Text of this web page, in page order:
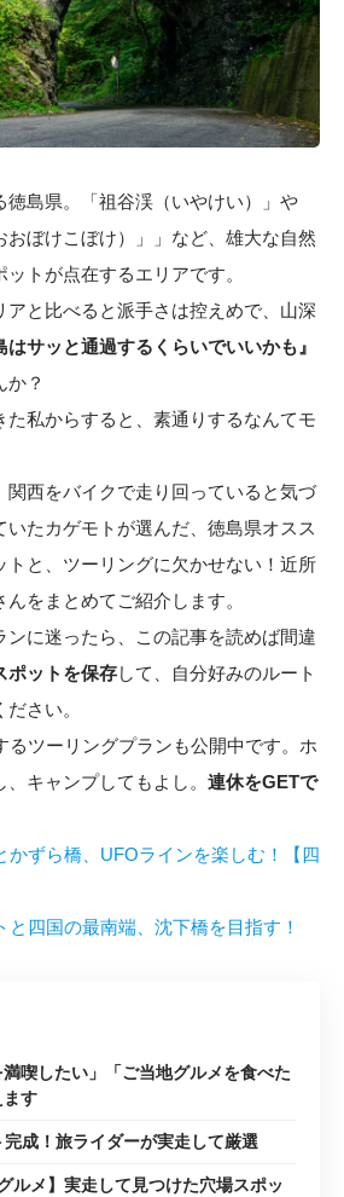
徳島県。「祖谷渓（いやけい）」や
おぼけこぼけ）」」など、雄大な自然
トが点在するエリアです。
アと比べると派手さは控えめで、山深
はサッと通過するくらいでいいかも』
か？
た私からすると、素通りするなんてモ
関西をバイクで走り回っていると気づ
いたカゲモトが選んだ、徳島県オスス
トと、ツーリングに欠かせない！近所
をまとめてご紹介します。
ンに迷ったら、この記事を読めば間違
ポットを保存して、自分好みのルート
さい。
るツーリングプランも公開中です。ホ
キャンプしてもよし。 連休をGETで
かずら橋、UFOラインを楽しむ！【四
と四国の最南端、沈下橋を目指す！
満喫したい」「ご当地グルメを食べた
ます
成！旅ライダーが実走して厳選
ルメ】実走して見つけた穴場スポッ